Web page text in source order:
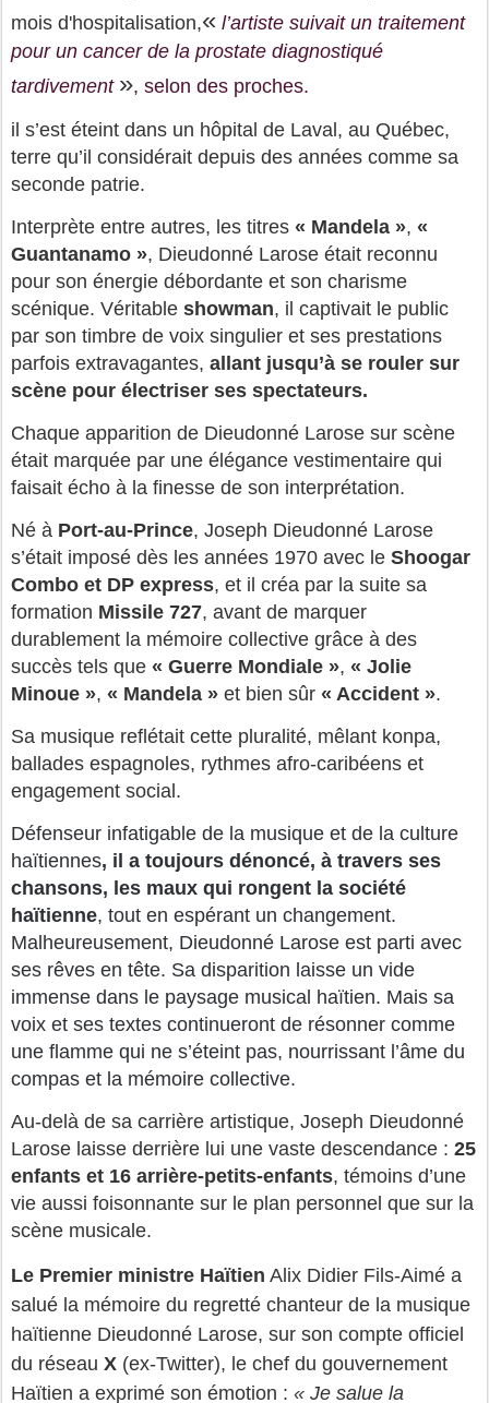
mois d'hospitalisation,« l’artiste suivait un traitement
pour un cancer de la prostate diagnostiqué
tardivement », selon des proches.
il s’est éteint dans un hôpital de Laval, au Québec,
terre qu’il considérait depuis des années comme sa
seconde patrie.
Interprète entre autres, les titres « Mandela », «
Guantanamo », Dieudonné Larose était reconnu
pour son énergie débordante et son charisme
scénique. Véritable showman, il captivait le public
par son timbre de voix singulier et ses prestations
parfois extravagantes, allant jusqu’à se rouler sur
scène pour électriser ses spectateurs.
Chaque apparition de Dieudonné Larose sur scène
était marquée par une élégance vestimentaire qui
faisait écho à la finesse de son interprétation.
Né à Port-au-Prince, Joseph Dieudonné Larose
s’était imposé dès les années 1970 avec le Shoogar
Combo et DP express, et il créa par la suite sa
formation Missile 727, avant de marquer
durablement la mémoire collective grâce à des
succès tels que « Guerre Mondiale », « Jolie
Minoue », « Mandela » et bien sûr « Accident ».
Sa musique reflétait cette pluralité, mêlant konpa,
ballades espagnoles, rythmes afro-caribéens et
engagement social.
Défenseur infatigable de la musique et de la culture
haïtiennes, il a toujours dénoncé, à travers ses
chansons, les maux qui rongent la société
haïtienne, tout en espérant un changement.
Malheureusement, Dieudonné Larose est parti avec
ses rêves en tête. Sa disparition laisse un vide
immense dans le paysage musical haïtien. Mais sa
voix et ses textes continueront de résonner comme
une flamme qui ne s’éteint pas, nourrissant l’âme du
compas et la mémoire collective.
Au-delà de sa carrière artistique, Joseph Dieudonné
Larose laisse derrière lui une vaste descendance : 25
enfants et 16 arrière-petits-enfants, témoins d’une
vie aussi foisonnante sur le plan personnel que sur la
scène musicale.
Le Premier ministre Haïtien Alix Didier Fils-Aimé a
salué la mémoire du regretté chanteur de la musique
haïtienne Dieudonné Larose, sur son compte officiel
du réseau X (ex-Twitter), le chef du gouvernement
Haïtien a exprimé son émotion : « Je salue la